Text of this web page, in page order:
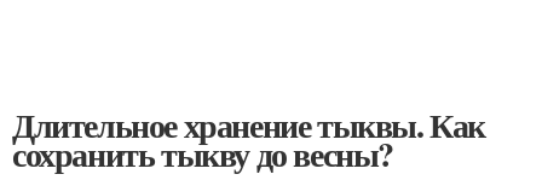
Длительное хранение тыквы. Как
сохранить тыкву до весны?